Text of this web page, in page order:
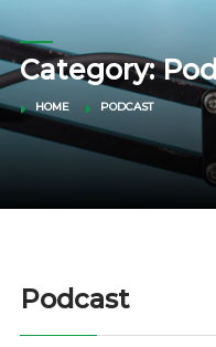
Category:
HOME PODCAST
Podcast